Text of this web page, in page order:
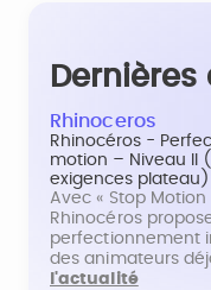
Rhinoceros
Rhinocéros -
motion – Niveau II
exigences plateau)
Avec « Stop
Rhinocéros
perfectionnement
des animateurs
l'actualité